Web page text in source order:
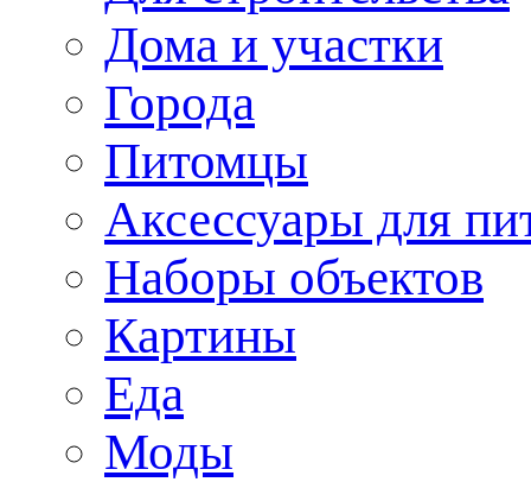
Дома и участки
Города
Питомцы
Аксессуары для
Наборы объектов
Картины
Еда
Моды